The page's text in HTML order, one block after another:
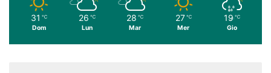
31 ℃
Dom
26 ℃
Lun
28 ℃
Mar
27 ℃
Mer
19 ℃
Gio